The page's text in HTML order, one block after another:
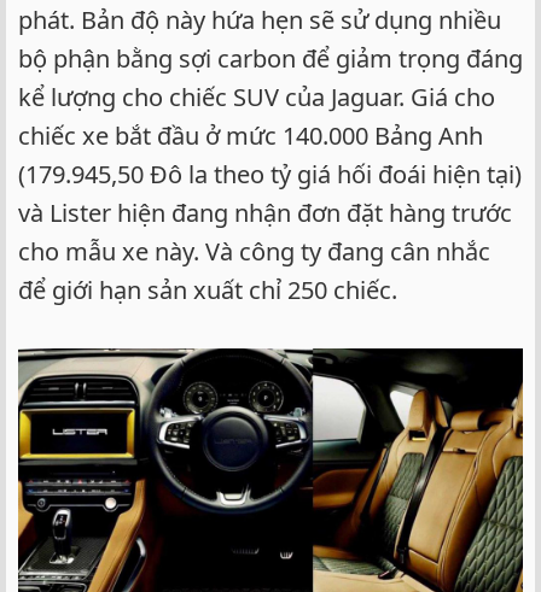
phát. Bản độ này hứa hẹn sẽ sử dụng nhiều
bộ phận bằng sợi carbon để giảm trọng đáng
kể lượng cho chiếc SUV của Jaguar. Giá cho
chiếc xe bắt đầu ở mức 140.000 Bảng Anh
(179.945,50 Đô la theo tỷ giá hối đoái hiện tại)
và Lister hiện đang nhận đơn đặt hàng trước
cho mẫu xe này. Và công ty đang cân nhắc
để giới hạn sản xuất chỉ 250 chiếc.